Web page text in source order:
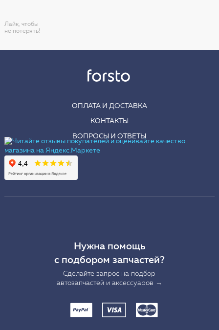
Лайк, чтобы
не потерять!
ОПЛАТА И ДОСТАВКА
КОНТАКТЫ
ВОПРОСЫ И ОТВЕТЫ
Нужна помощь
с подбором запчастей?
Сделайте запрос на подбор
автозапчастей и аксессуаров →